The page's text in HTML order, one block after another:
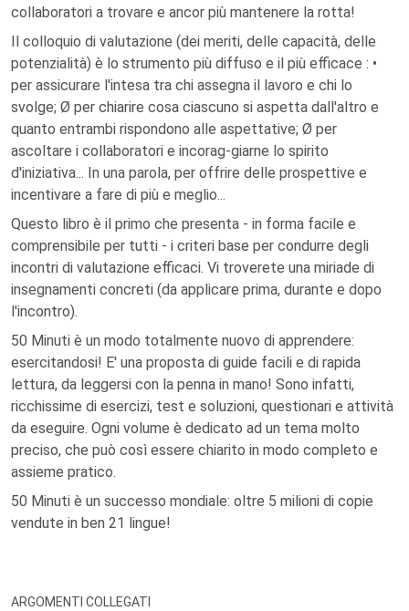
collaboratori a trovare e ancor più mantenere la rotta!
Il colloquio di valutazione (dei meriti, delle capacità, delle
potenzialità) è lo strumento più diffuso e il più efficace : •
per assicurare l'intesa tra chi assegna il lavoro e chi lo
svolge; Ø per chiarire cosa ciascuno si aspetta dall'altro e
quanto entrambi rispondono alle aspettative; Ø per
ascoltare i collaboratori e incorag-giarne lo spirito
d'iniziativa... In una parola, per offrire delle prospettive e
incentivare a fare di più e meglio...
Questo libro è il primo che presenta - in forma facile e
comprensibile per tutti - i criteri base per condurre degli
incontri di valutazione efficaci. Vi troverete una miriade di
insegnamenti concreti (da applicare prima, durante e dopo
l'incontro).
50 Minuti è un modo totalmente nuovo di apprendere:
esercitandosi! E' una proposta di guide facili e di rapida
lettura, da leggersi con la penna in mano! Sono infatti,
ricchissime di esercizi, test e soluzioni, questionari e attività
da eseguire. Ogni volume è dedicato ad un tema molto
preciso, che può così essere chiarito in modo completo e
assieme pratico.
50 Minuti è un successo mondiale: oltre 5 milioni di copie
vendute in ben 21 lingue!
ARGOMENTI COLLEGATI